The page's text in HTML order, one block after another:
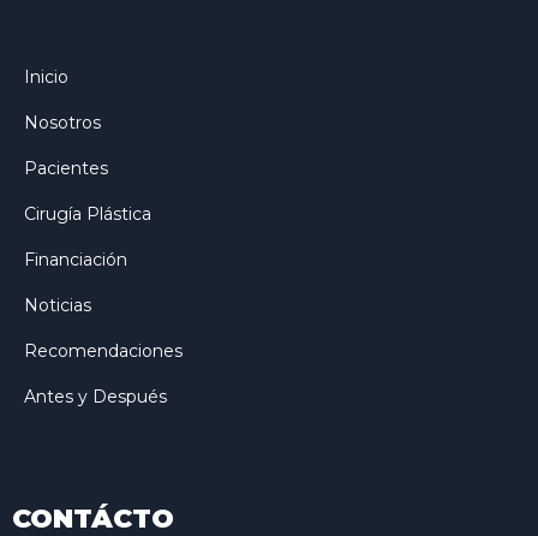
Inicio
Nosotros
Pacientes
Cirugía Plástica
Financiación
Noticias
Recomendaciones
Antes y Después
CONTÁCTO